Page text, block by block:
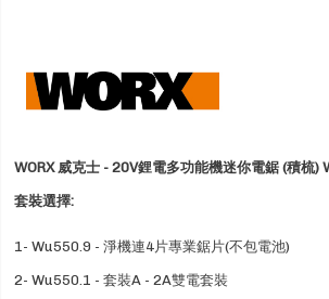
WORX 威克士 - 20V鋰電多功能機迷你電鋸 (積梳)
套裝選擇:
1- Wu550.9 - 淨機連4片專業鋸片(不包電池)
2- Wu550.1 - 套裝A - 2A雙電套裝